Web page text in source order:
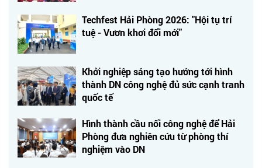
Techfest Hải Phòng 2026: "Hội tụ trí
tuệ - Vươn khơi đổi mới"
Khởi nghiệp sáng tạo hướng tới hình
thành DN công nghệ đủ sức cạnh tranh
quốc tế
Hình thành cầu nối công nghệ để Hải
Phòng đưa nghiên cứu từ phòng thí
nghiệm vào DN